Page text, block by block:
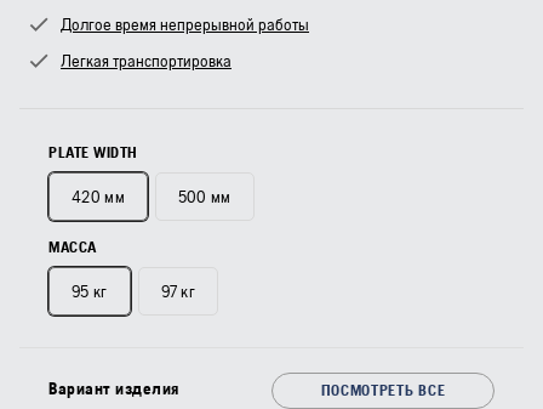
Долгое время непрерывной работы
Легкая транспортировка
PLATE WIDTH
420 мм 500 мм
МАССА
95 кг 97 кг
Вариант изделия ПОСМОТРЕТЬ ВСЕ